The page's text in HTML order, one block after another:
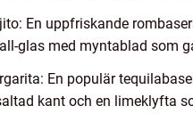
En uppfriskande
glas med myntablad som
En populär
kant och en limeklyfta